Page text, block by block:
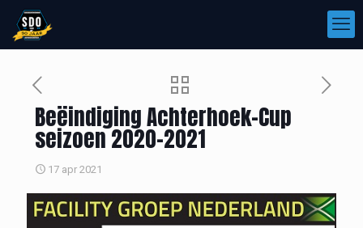
Beëindiging Achterhoek-Cup
seizoen 2020-2021
17 apr 2021